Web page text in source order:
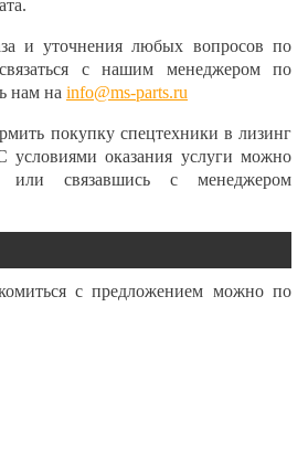
и уточнения любых вопросов по
с нашим менеджером по
нам на info@ms-parts.ru
покупку спецтехники в лизинг
условиями оказания услуги можно
или связавшись с менеджером
с предложением можно по